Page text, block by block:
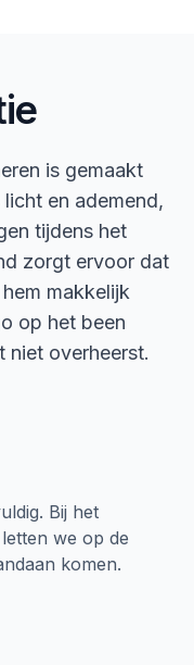
is gemaakt
en ademend,
tijdens het
zorgt ervoor dat
makkelijk
op het been
niet overheerst.
Bij het
we op de
komen.